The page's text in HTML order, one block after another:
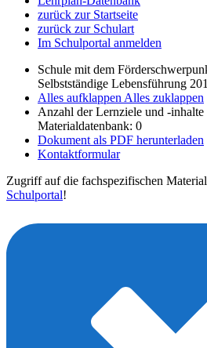
zurück zur Startseite
zurück zur Schulart
Im Schulportal anmelden
Schule mit dem
Selbstständige Lebensführung
Alles aufklappen Alles zuklappen
Anzahl der Lernziele und -
Materialdatenbank: 0
Dokument als PDF herunterladen
Kontaktformular
Zugriff auf die fachspezifischen
Schulportal!